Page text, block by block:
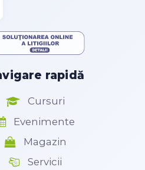
rapidă
Cursuri
Evenimente
Magazin
Servicii